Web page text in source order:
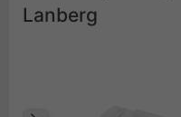
Lanberg